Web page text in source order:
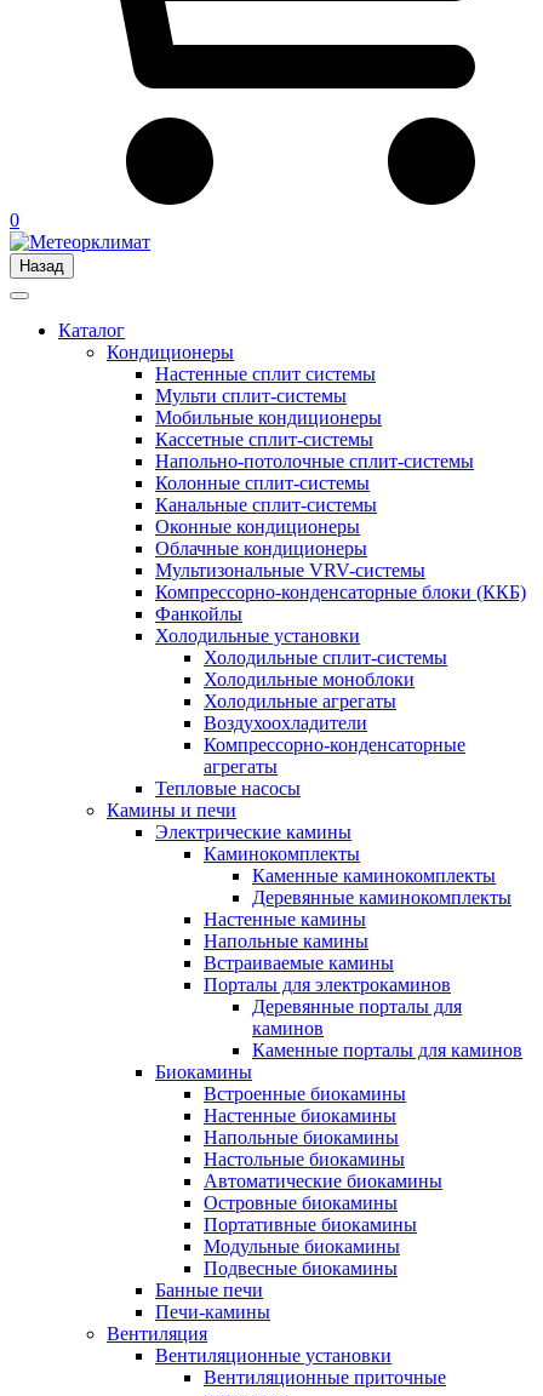
0
Назад
Каталог
Кондиционеры
Настенные сплит системы
Мульти сплит-системы
Мобильные кондиционеры
Кассетные сплит-системы
Напольно-потолочные сплит-системы
Колонные сплит-системы
Канальные сплит-системы
Оконные кондиционеры
Облачные кондиционеры
Мультизональные VRV-системы
Компрессорно-конденсаторные блоки (ККБ)
Фанкойлы
Холодильные установки
Холодильные сплит-системы
Холодильные моноблоки
Холодильные агрегаты
Воздухоохладители
Компрессорно-конденсаторные
агрегаты
Тепловые насосы
Камины и печи
Электрические камины
Каминокомплекты
Каменные каминокомплекты
Деревянные каминокомплекты
Настенные камины
Напольные камины
Встраиваемые камины
Порталы для электрокаминов
Деревянные порталы для
каминов
Каменные порталы для каминов
Биокамины
Встроенные биокамины
Настенные биокамины
Напольные биокамины
Настольные биокамины
Автоматические биокамины
Островные биокамины
Портативные биокамины
Модульные биокамины
Подвесные биокамины
Банные печи
Печи-камины
Вентиляция
Вентиляционные установки
Вентиляционные приточные